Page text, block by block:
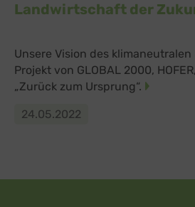
Landwirtschaft der
Unsere Vision des
Projekt von GLOBAL 2000,
„Zurück zum Ursprung“.
24.05.2022